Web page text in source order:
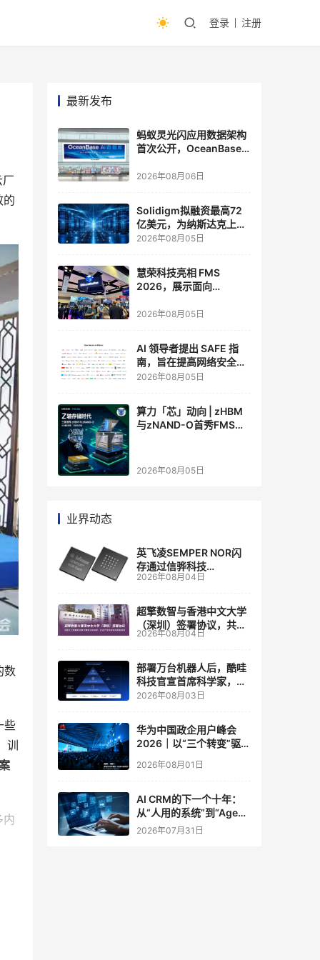
登录 注册
的
数
些
训
内
最新发布
蚂蚁灵光闪应用数据架构
首次公开，OceanBase
2026年08月06日
Solidigm拟融资最高72
亿美元，为纳斯达克上市
做准备
2026年08月05日
慧荣科技亮相 FMS
2026，展示面向
存储方案
2026年08月05日
AI 领导者提出 SAFE 指
南，旨在提高网络安全透
明度
2026年08月05日
算力「芯」动向 | zHBM
与zNAND-O首秀FMS
个维度，z轴算盘的魅力
2026年08月05日
业界动态
英飞凌SEMPER NOR闪
存通过信骅科技
AST2700 BMC认证，全
管理
2026年08月04日
超擎数智与香港中文大学
（深圳）签署协议，共建
人工智能和边缘计算联合
2026年08月04日
部署万台机器人后，酷哇
科技官宣首席科学家，要
让世界模型交付生产力
2026年08月03日
华为中国政企用户峰会
2026｜以“三个转变”驱动
2026年08月01日
AI CRM的下一个十年：
从“人用的系统”到“Agent
调用的底座”
2026年07月31日